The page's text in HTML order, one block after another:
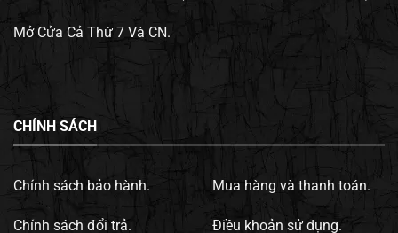
Mở Cửa Cả Thứ 7 Và CN.
CHÍNH SÁCH
Chính sách bảo hành.
Chính sách đổi trả.
Mua hàng và thanh toán.
Điều khoản sử dụng.